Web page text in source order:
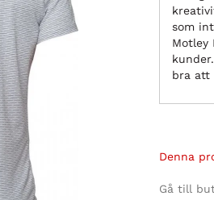
som
bra att
Denna
Gå till